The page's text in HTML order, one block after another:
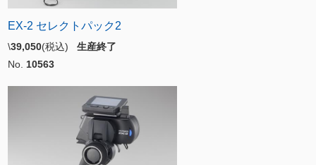
EX-2 セレクトパック2
\39,050(税込) 生産終了
No. 10563